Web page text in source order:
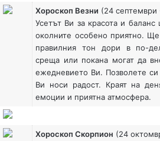
Хороскоп Везни (24
Усетът Ви за красота и
околните особено приятно.
правилния тон дори в по-
среща или покана могат да
ежедневието Ви. Позволете си
Ви носи радост. Краят на
емоции и приятна атмосфера.
Хороскоп Скорпион (24